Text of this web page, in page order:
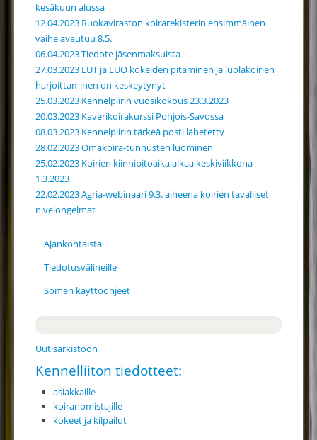
kesäkuun alussa
12.04.2023 Ruokaviraston koirarekisterin ensimmäinen
vaihe avautuu 8.5.
06.04.2023 Tiedote jäsenmaksuista
27.03.2023 LUT ja LUO kokeiden pitäminen ja luolakoirien
harjoittaminen on keskeytynyt
25.03.2023 Kennelpiirin vuosikokous 23.3.2023
20.03.2023 Kaverikoirakurssi Pohjois-Savossa
08.03.2023 Kennelpiirin tärkeä posti lähetetty
28.02.2023 Omakoira-tunnusten luominen
25.02.2023 Koirien kiinnipitoaika alkaa keskiviikkona
1.3.2023
22.02.2023 Agria-webinaari 9.3. aiheena koirien tavalliset
nivelongelmat
Ajankohtaista
Tiedotusvälineille
Somen käyttöohjeet
Uutisarkistoon
Kennelliiton tiedotteet:
asiakkaille
koiranomistajille
kokeet ja kilpailut